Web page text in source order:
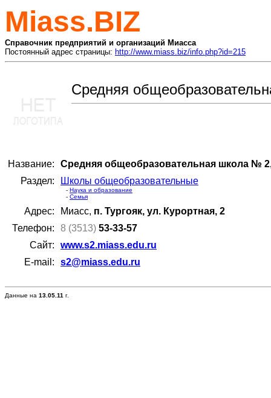
Miass.BIZ
Справочник предприятий и организаций Миасса
Постоянный адрес страницы: http://www.miass.biz/info.php?id=215
Средняя
Название:
Средняя общеобразовательная школа №
Раздел:
Школы общеобразовательные
- Наука и образование
- Семья
Адрес: Миасс, п. Тургояк, ул. Курортная, 2
Телефон:
8 (3513) 53-33-57
Сайт:
www.s2.miass.edu.ru
E-mail:
s2@miass.edu.ru
Данные на 13.05.11 г.